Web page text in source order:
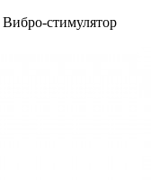
Вибро-стимулятор